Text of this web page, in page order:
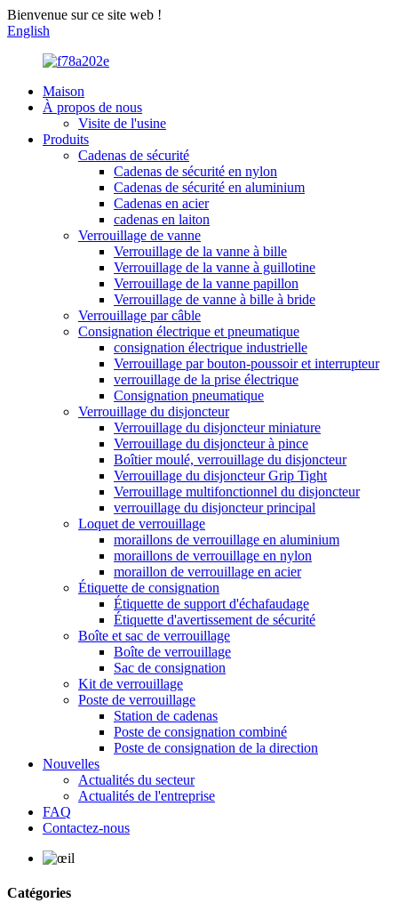
Bienvenue sur ce site web !
English
Maison
À propos de nous
Visite de l'usine
Produits
Cadenas de sécurité
Cadenas de sécurité en nylon
Cadenas de sécurité en aluminium
Cadenas en acier
cadenas en laiton
Verrouillage de vanne
Verrouillage de la vanne à bille
Verrouillage de la vanne à guillotine
Verrouillage de la vanne papillon
Verrouillage de vanne à bille à bride
Verrouillage par câble
Consignation électrique et pneumatique
consignation électrique industrielle
Verrouillage par bouton-poussoir et interrupteur
verrouillage de la prise électrique
Consignation pneumatique
Verrouillage du disjoncteur
Verrouillage du disjoncteur miniature
Verrouillage du disjoncteur à pince
Boîtier moulé, verrouillage du disjoncteur
Verrouillage du disjoncteur Grip Tight
Verrouillage multifonctionnel du disjoncteur
verrouillage du disjoncteur principal
Loquet de verrouillage
moraillons de verrouillage en aluminium
moraillons de verrouillage en nylon
moraillon de verrouillage en acier
Étiquette de consignation
Étiquette de support d'échafaudage
Étiquette d'avertissement de sécurité
Boîte et sac de verrouillage
Boîte de verrouillage
Sac de consignation
Kit de verrouillage
Poste de verrouillage
Station de cadenas
Poste de consignation combiné
Poste de consignation de la direction
Nouvelles
Actualités du secteur
Actualités de l'entreprise
FAQ
Contactez-nous
Catégories